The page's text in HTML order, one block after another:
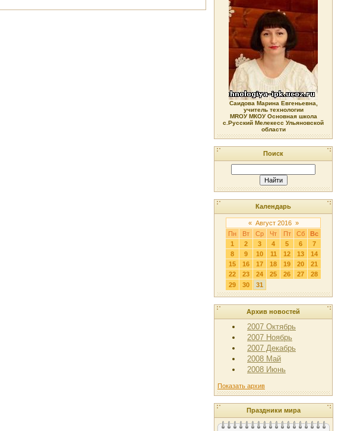
Саидова Марина Евгеньевна,
учитель технологии
МRОУ МКОУ Основная школа
с.Русский Мелекесс Ульяновской
области
Поиск
Календарь
« Август 2016 »
Пн
Вт Ср Чт Пт Сб
Вс
1
2 3 4 5 6
7
8
9 10 11 12 13
14
15
16 17 18 19 20
21
22
23 24 25 26 27
28
29
30 31
Архив новостей
2007 Октябрь
2007 Ноябрь
2007 Декабрь
2008 Май
2008 Июнь
Показать архив
Праздники мира